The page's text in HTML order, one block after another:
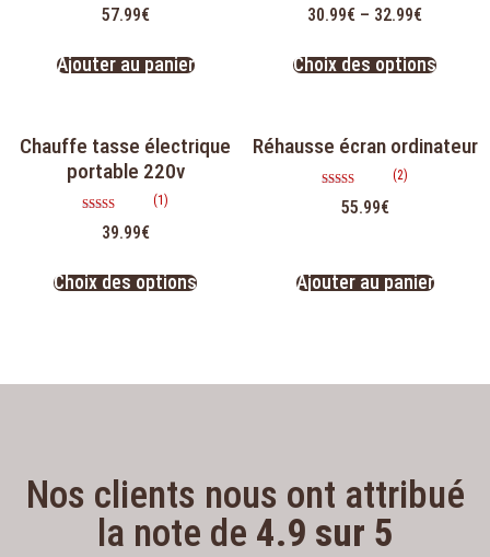
5.00
57.99€
Ajouter au panier
5.00
30.99€ – 32.99€
Choix des options
Chauffe tasse électrique
portable 220v
5.00
(1)
39.99€
Choix des options
Réhausse écran ordinateur
5.00
(2)
55.99€
Ajouter au panier
Nos clients nous ont attribué
la note de 4.9 sur 5